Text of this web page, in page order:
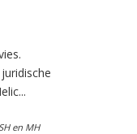
...
en MH